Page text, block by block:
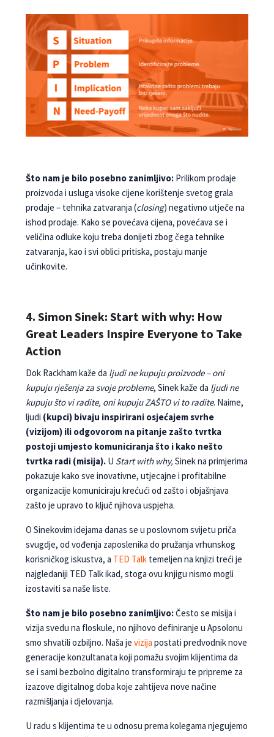
Što nam je bilo posebno zanimljivo: Prilikom prodaje
proizvoda i usluga visoke cijene korištenje svetog grala
prodaje – tehnika zatvaranja (closing) negativno utječe na
ishod prodaje. Kako se povećava cijena, povećava se i
veličina odluke koju treba donijeti zbog čega tehnike
zatvaranja, kao i svi oblici pritiska, postaju manje
učinkovite.
4. Simon Sinek: Start with why: How
Great Leaders Inspire Everyone to Take
Action
Dok Rackham kaže da ljudi ne kupuju proizvode – oni
kupuju rješenja za svoje probleme, Sinek kaže da ljudi ne
kupuju što vi radite, oni kupuju ZAŠTO vi to radite. Naime,
ljudi (kupci) bivaju inspirirani osjećajem svrhe
(vizijom) ili odgovorom na pitanje zašto tvrtka
postoji umjesto komuniciranja što i kako nešto
tvrtka radi (misija). U Start with why, Sinek na primjerima
pokazuje kako sve inovativne, utjecajne i profitabilne
organizacije komuniciraju krećući od zašto i objašnjava
zašto je upravo to ključ njihova uspjeha.
O Sinekovim idejama danas se u poslovnom svijetu priča
svugdje, od vođenja zaposlenika do pružanja vrhunskog
korisničkog iskustva, a TED Talk temeljen na knjizi treći je
najgledaniji TED Talk ikad, stoga ovu knjigu nismo mogli
izostaviti sa naše liste.
Što nam je bilo posebno zanimljivo:Često se misija i
vizija svedu na floskule, no njihovo definiranje u Apsolonu
smo shvatili ozbiljno. Naša je vizija postati predvodnik nove
generacije konzultanata koji pomažu svojim klijentima da
se i sami bezbolno digitalno transformiraju te pripreme za
izazove digitalnog doba koje zahtijeva nove načine
razmišljanja i djelovanja.
U radu s klijentima te u odnosu prema kolegama njegujemo